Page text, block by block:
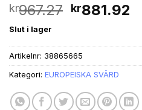
kr967.27 Det
var:
kr967.27.
kr881.92
Slut i lager
Artikelnr: 38865665
Kategori: EUROPEISKA SVÄRD